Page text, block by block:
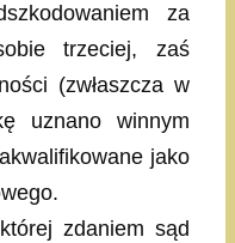
za
trzeciej, zaś
(zwłaszcza w
uznano winnym
jako
zdaniem sąd